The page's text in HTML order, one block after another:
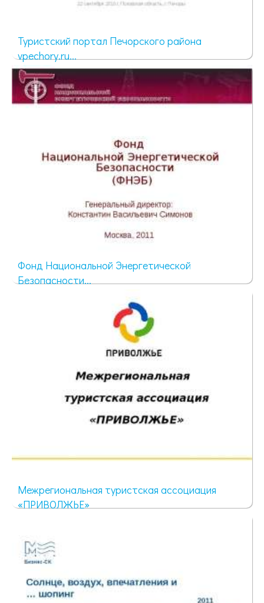
Туристский портал Печорского района
vpechory.ru...
54 просмотра
Фонд Национальной Энергетической
Безопасности...
Межрегиональная туристская ассоциация
«ПРИВОЛЖЬЕ»